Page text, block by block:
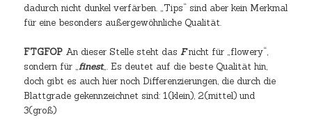
dadurch nicht dunkel verfärben. „Tips“ sind aber kein Merkmal
für eine besonders außergewöhnliche Qualität.
FTGFOP An dieser Stelle steht dasFnicht für „flowery“,
sondern für „finest„. Es deutet auf die beste Qualität hin,
doch gibt es auch hier noch Differenzierungen, die durch die
Blattgrade gekennzeichnet sind: 1(klein), 2(mittel) und
3(groß)